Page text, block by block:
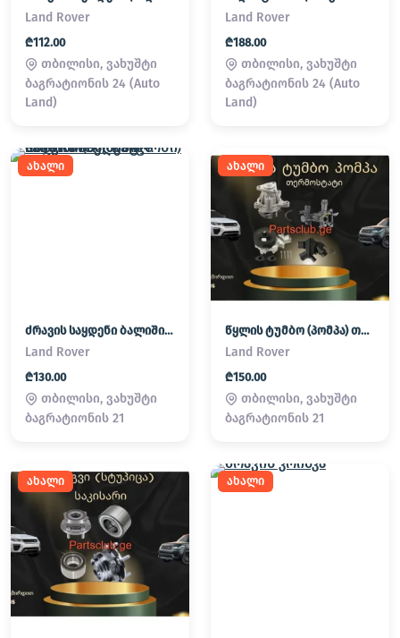
Land Rover
₾112.00
თბილისი, ვახუშტი
ბაგრატიონის 24 (Auto
Land)
Land Rover
₾188.00
თბილისი, ვახუშტი
ბაგრატიონის 24 (Auto
Land)
ახალი
ძრავის საყდენი ბალიში (პადმატორნი) Land Rover / Range Rover
Land Rover
₾130.00
თბილისი, ვახუშტი
ბაგრატიონის 21
ახალი
წყლის ტუმბო (პომპა) თერმოსტატი Land Rover / Range Rover
Land Rover
₾150.00
თბილისი, ვახუშტი
ბაგრატიონის 21
ახალი ახალი